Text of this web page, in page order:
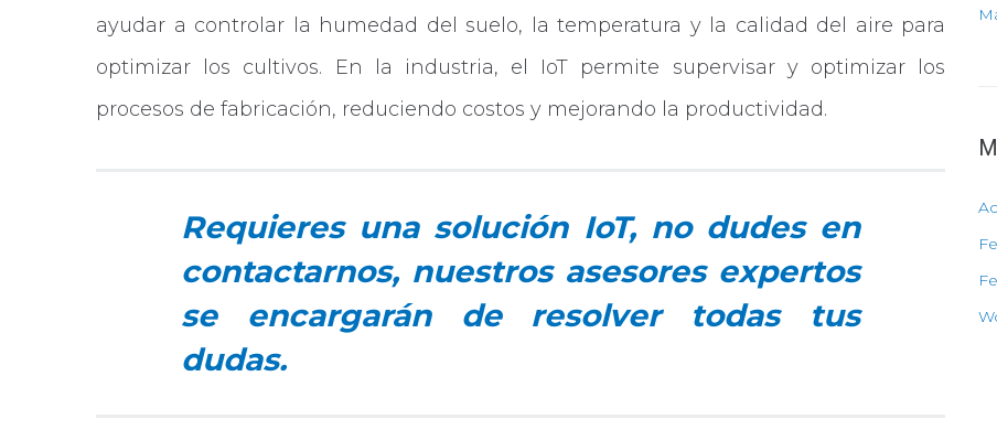
ayudar a controlar la humedad del suelo, la temperatura y la calidad del aire para
optimizar los cultivos. En la industria, el IoT permite supervisar y optimizar los
procesos de fabricación, reduciendo costos y mejorando la productividad.
Requieres una solución IoT, no dudes en
contactarnos, nuestros asesores expertos
se encargarán de resolver todas tus
dudas.